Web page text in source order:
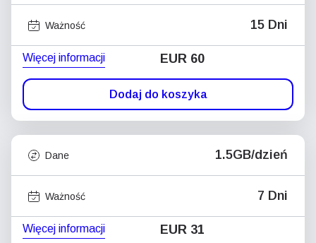
Ważność 15 Dni
Więcej informacji EUR 60
Dodaj do koszyka
Dane 1.5GB/dzień
Ważność 7 Dni
Więcej informacji EUR 31